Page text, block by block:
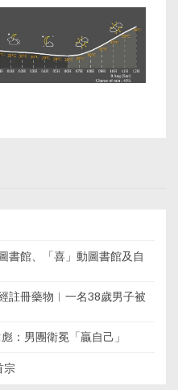
書館、「喜」動圖書館及自
註冊藥物︱一名38歲男子被
：男團衛冕「贏自己」
宗